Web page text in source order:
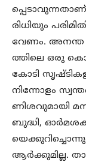
രിധിയും
വേണം. അനന്ത
ത്തിലെ ഒരു
കോടി
നിന്നോളം
ണിശവുമായി
ബുദ്ധി,
ആർക്കുമില്ല.